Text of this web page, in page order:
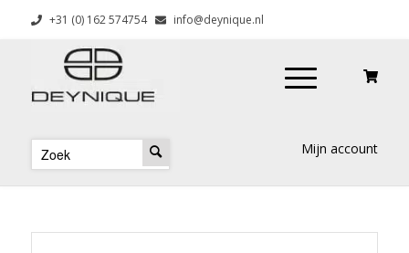
+31 (0) 162 574754 info@deynique.nl
Mijn account